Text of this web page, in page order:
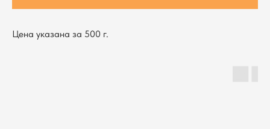
Цена указана за 500 г.